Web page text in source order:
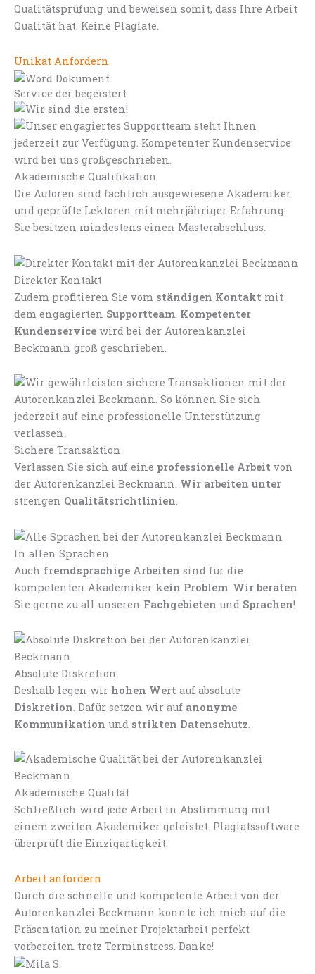
Qualitätsprüfung und beweisen somit, dass Ihre Arbeit
Qualität hat. Keine Plagiate.
Unikat Anfordern
Service der begeistert
Akademische Qualifikation
Die Autoren sind fachlich ausgewiesene Akademiker
und geprüfte Lektoren mit mehrjähriger Erfahrung.
Sie besitzen mindestens einen Masterabschluss.
Direkter Kontakt
Zudem profitieren Sie vom ständigen Kontakt mit
dem engagierten Supportteam. Kompetenter
Kundenservice wird bei der Autorenkanzlei
Beckmann groß geschrieben.
Sichere Transaktion
Verlassen Sie sich auf eine professionelle Arbeit von
der Autorenkanzlei Beckmann. Wir arbeiten unter
strengen Qualitätsrichtlinien.
In allen Sprachen
Auch fremdsprachige Arbeiten sind für die
kompetenten Akademiker kein Problem. Wir beraten
Sie gerne zu all unseren Fachgebieten und Sprachen!
Absolute Diskretion
Deshalb legen wir hohen Wert auf absolute
Diskretion . Dafür setzen wir auf anonyme
Kommunikation und strikten Datenschutz
Akademische Qualität
Schließlich wird jede Arbeit in Abstimmung mit
einem zweiten Akademiker geleistet. Plagiatssoftware
überprüft die Einzigartigkeit.
Arbeit anfordern
Durch die schnelle und kompetente Arbeit von der
Autorenkanzlei Beckmann konnte ich mich auf die
Präsentation zu meiner Projektarbeit perfekt
vorbereiten trotz Terminstress. Danke!